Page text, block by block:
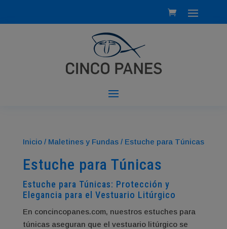
Inicio/ Maletines y Fundas/ Estuche para Túnicas
Estuche para Túnicas
Estuche para Túnicas: Protección y
Elegancia para el Vestuario Litúrgico
En concincopanes.com, nuestros estuches para
túnicas aseguran que el vestuario litúrgico se